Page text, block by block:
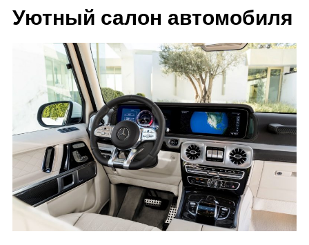
Уютный салон автомобиля